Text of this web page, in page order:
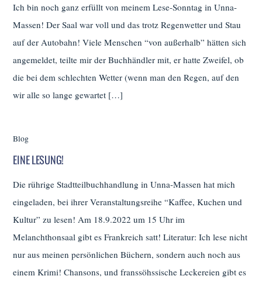
Ich bin noch ganz erfüllt von meinem Lese-Sonntag in Unna-
Massen! Der Saal war voll und das trotz Regenwetter und Stau
auf der Autobahn! Viele Menschen “von außerhalb” hätten sich
angemeldet, teilte mir der Buchhändler mit, er hatte Zweifel, ob
die bei dem schlechten Wetter (wenn man den Regen, auf den
wir alle so lange gewartet […]
Blog
EINE LESUNG!
Die rührige Stadtteilbuchhandlung in Unna-Massen hat mich
eingeladen, bei ihrer Veranstaltungsreihe “Kaffee, Kuchen und
Kultur” zu lesen! Am 18.9.2022 um 15 Uhr im
Melanchthonsaal gibt es Frankreich satt! Literatur: Ich lese nicht
nur aus meinen persönlichen Büchern, sondern auch noch aus
einem Krimi! Chansons, und franssöhssische Leckereien gibt es